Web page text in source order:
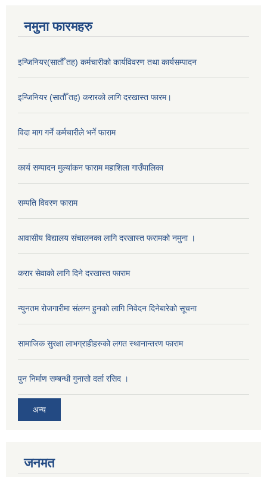
नमुना फारमहरु
इन्जिनियर(सातौँ तह) कर्मचारीको कार्यविवरण तथा कार्यसम्पादन
इन्जिनियर (सातौँ तह) करारको लागि दरखास्त फारम।
विदा माग गर्ने कर्मचारीले भर्ने फाराम
कार्य सम्पादन मुल्यांकन फाराम महाशिला गाउँपालिका
सम्पति विवरण फाराम
आवासीय विद्यालय संचालनका लागि दरखास्त फरामको नमुना ।
करार सेवाको लागि दिने दरखास्त फाराम
न्युनतम रोजगारीमा संलग्न हुनको लागि निवेदन दिनेबारेको सूचना
सामाजिक सुरक्षा लाभग्राहीहरुको लगत स्थानान्तरण फाराम
पुन निर्माण सम्बन्धी गुनासो दर्ता रसिद ।
अन्य
जनमत